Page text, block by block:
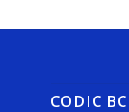
CODIC